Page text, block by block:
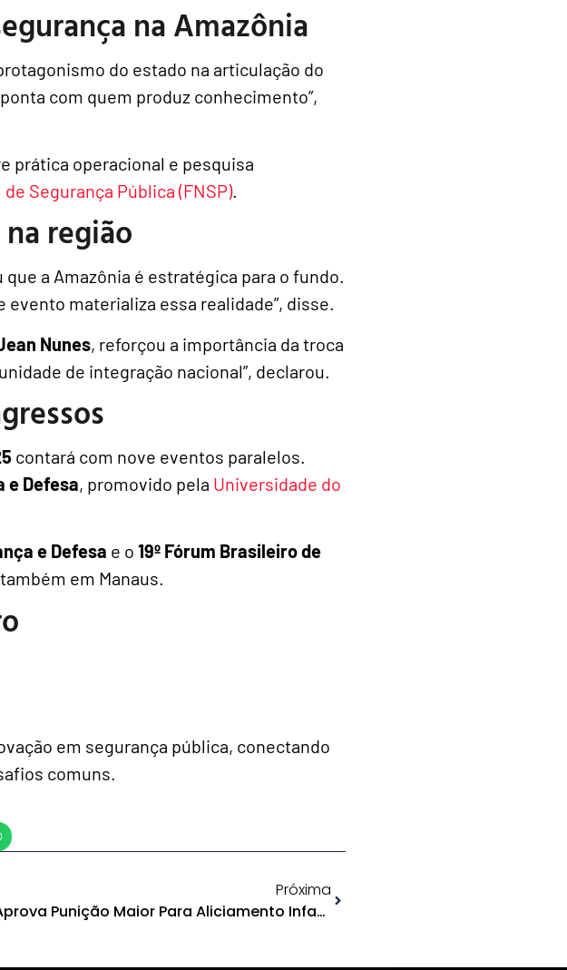
na Amazônia
do estado na articulação do
com quem produz conhecimento”,
prática operacional e pesquisa
Segurança Pública (FNSP).
região
a Amazônia é estratégica para o fundo.
materializa essa realidade”, disse.
Nunes, reforçou a importância da troca
de integração nacional”, declarou.
contará com nove eventos paralelos.
e Defesa, promovido pela Universidade do
e Defesa e o 19º Fórum Brasileiro de
em Manaus.
em segurança pública, conectando
comuns.
Próxima
CCJ Aprova Punição Maior Para Aliciamento Infantil Online